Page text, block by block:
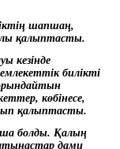
шапшаң,
қалыптасты.
кезінде
билікті
көбінесе,
қалыптасты.
болды. Қалың
дами